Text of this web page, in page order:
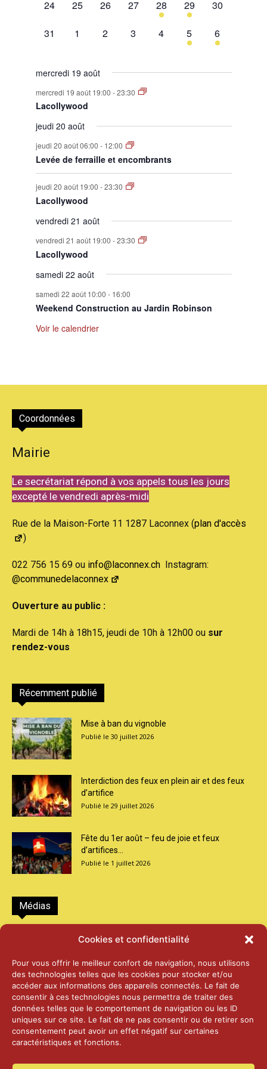
Cookies et confidentialité
Pour vous offrir le meilleur confort de navigation, nous utilisons
des technologies telles que les cookies pour stocker et/ou
accéder aux informations des appareils connectés. Le fait de
consentir à ces technologies nous permettra de traiter des
données telles que le comportement de navigation ou les ID
uniques sur ce site. Le fait de ne pas consentir ou de retirer son
consentement peut avoir un effet négatif sur certaines
caractéristiques et fonctions.
0
24
0
25
0
26
0
évènement,
27
1
évènement,
28
1
évènement,
29
0
30
0
31
0
1
0
2
0
3
0
évènement,
4
1
évènement,
5
1
évènement,
6
mercredi 19 août
mercredi 19 août 19:00 -23:30
Lacollywood
jeudi 20 août
jeudi 20 août 06:00 - 12:00
Levée de ferraille et encombrants
jeudi 20 août 19:00 -23:30
Lacollywood
vendredi 21 août
vendredi 21 août 19:00 -23:30
Lacollywood
samedi 22 août
samedi 22 août 10:00 - 16:00
Weekend Construction au Jardin Robinson
Voir le calendrier
Coordonnées
Mairie
Le secrétariat répond à vos appels tous les jours
excepté le vendredi après-midi
Rue de la Maison-Forte 11 1287 Laconnex (plan d'accès
)
022 756 15 69 ou info@laconnex.ch Instagram:
@communedelaconnex
Ouverture au public :
Mardi de 14h à 18h15, jeudi de 10h à 12h00 ou sur
rendez-vous
Récemment publié
Mise à ban du vignoble
30 juillet 2026
Interdiction des feux en plein air et des feux
d’artifice
29 juillet 2026
Fête du 1er août – feu de joie et feux
d’artifices...
1 juillet 2026
Médias
2026 – Laiterie d’Orsières et Abbaye de St-
25 juin 2026
2025 – Palais Fédéral – Berne
25 juin 2026
14 janvier 2025